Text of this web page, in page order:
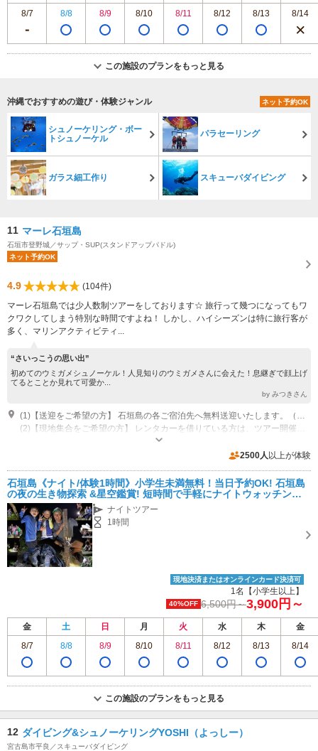
8/7 8/8 8/9 8/10 8/11 8/12 8/13 8/14
この施設のプランをもっと見る
沖縄でおすすめの遊び・体験ジャンル ネット予約OK
シュノーケリング・ボー
トシュノーケル
パラセーリング
ガラス細工作り スキューバダイビング
11 マーレ石垣島
石垣市登野城／サップ・SUP(スタンドアップパドル)
ネット予約OK
4.9
(104件)
マーレ石垣島では少人数制ツアーをしております☆ 旅行って幾つになってもワ
クワクしてしまう特別な時間ですよね！ しかし、ハイシーズンは特に旅行客が
多く、マリンアクティビティ...
“さいっこうの思い出”
初めてのウミガメシュノーケル！人見知りのウミガメさんに会えた！息継ぎで顔上げ
てるとことか見れて可愛か...
by みつきさん
近隣駐車場あり（有料）100台 石垣港離島ターミナル その他、現地集合をご希望の方 各ツアーにより開催場所が異なりますので、各プラン詳細よりご確認の程よろしくお願い致します。 ※各集合場所駐車場完備
2500人 以上が体験
石垣島《ナイト/体験1時間》小学生未満無料！当日予約OK! 石垣島
の夜の生き物探索 &星空鑑賞! 短時間で手軽にナイトウォッチン
グ！《送迎/機材無料》 ナイトツアー
1時間
現地決済またはオンラインカード決済可
1名【小学生以上】
40%OFF 6,500円～3,900円～
金 土 日 月 火 水 木
金
8/7
8/8 8/9 8/10 8/11 8/12 8/13 8/14
この施設のプランをもっと見る
12 ダイビング&シュノーケリングYOSHI（よっしー）
宮古島市平良／スキューバダイビング